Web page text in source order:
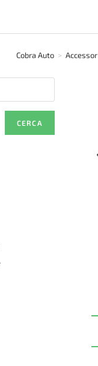
Cobra Auto >
CERCA